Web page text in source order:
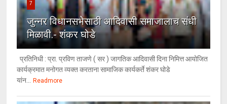
7
जुन्नर विधानसभेसाठी आदिवासी समाजालाच संधी
मिळावी.- शंकर घोडे
प्रतिनिधी : प्रा. प्रविण ताजणे ( सर ) जागतिक आदिवासी दिना निमित्त आयोजित
कार्यक्रमात मनोगत व्यक्त करताना सामाजिक कार्यकर्ते शंकर घोडे
यांन... Readmore